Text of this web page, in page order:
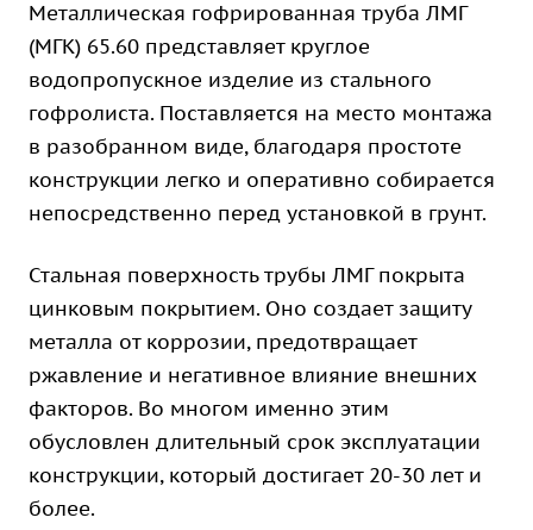
Металлическая гофрированная труба ЛМГ
(МГК) 65.60 представляет круглое
водопропускное изделие из стального
гофролиста. Поставляется на место монтажа
в разобранном виде, благодаря простоте
конструкции легко и оперативно собирается
непосредственно перед установкой в грунт.
Стальная поверхность трубы ЛМГ покрыта
цинковым покрытием. Оно создает защиту
металла от коррозии, предотвращает
ржавление и негативное влияние внешних
факторов. Во многом именно этим
обусловлен длительный срок эксплуатации
конструкции, который достигает 20-30 лет и
более.